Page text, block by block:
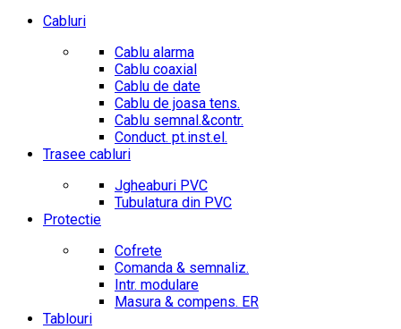
Cabluri
Cablu alarma
Cablu coaxial
Cablu de date
Cablu de joasa tens.
Cablu semnal.&contr.
Conduct. pt.inst.el.
Trasee cabluri
Jgheaburi PVC
Tubulatura din PVC
Protectie
Cofrete
Comanda & semnaliz.
Intr. modulare
Masura & compens. ER
Tablouri